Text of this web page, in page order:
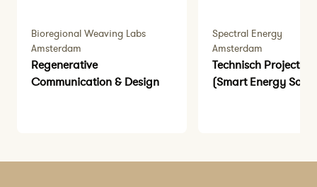
Bioregional Weaving Labs
Amsterdam
Regenerative
Communication & Design
Spectral Energy
Amsterdam
Technisch
(Smart Energy